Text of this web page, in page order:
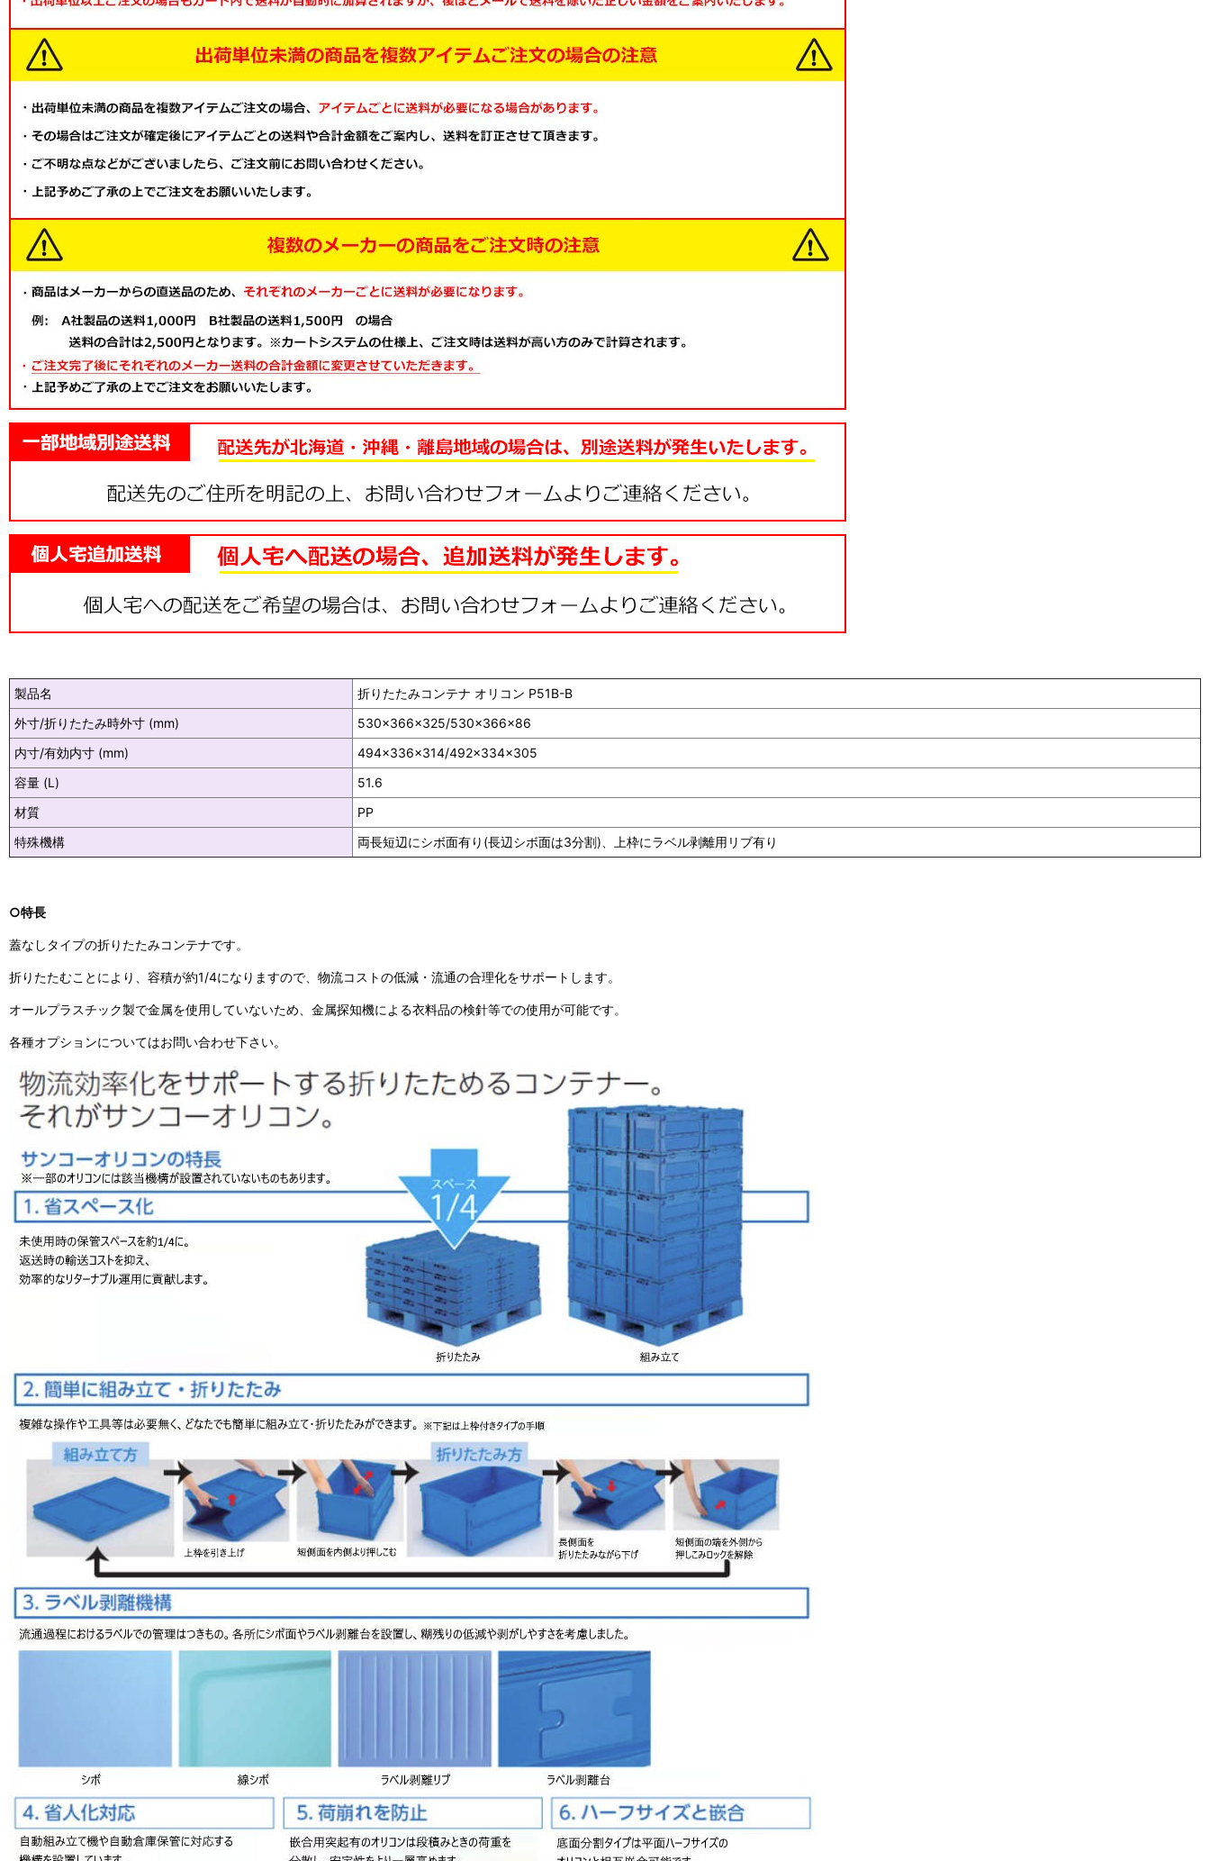
製品名
折りたたみコンテナ オリコン P51B-B
外寸/折りたたみ時外寸 (mm)
530×366×325/530×366×86
内寸/有効内寸 (mm)
494×336×314/492×334×305
容量 (L)
51.6
材質
PP
特殊機構
両長短辺にシボ面有り(長辺シボ面は3分割)、上枠にラベル剥離用リブ有り
○特長
蓋なしタイプの折りたたみコンテナです。
折りたたむことにより、容積が約1/4になりますので、物流コストの低減・流通の合理化をサポートします。
オールプラスチック製で金属を使用していないため、金属探知機による衣料品の検針等での使用が可能です。
各種オプションについてはお問い合わせ下さい。